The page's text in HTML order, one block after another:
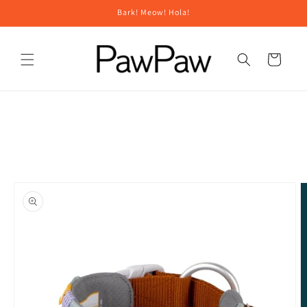
al contenido
Bark! Meow! Hola!
Carro